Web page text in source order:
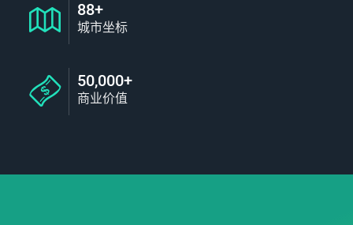
88+
城市坐标
50,000+
商业价值